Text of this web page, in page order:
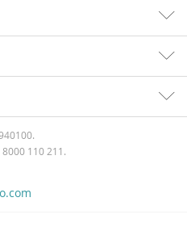
110 211.